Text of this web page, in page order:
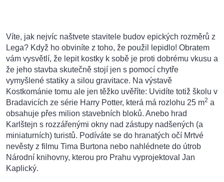
Víte, jak nejvíc naštvete stavitele budov epických rozměrů z
Lega? Když ho obviníte z toho, že použil lepidlo! Obratem
vám vysvětlí, že lepit kostky k sobě je proti dobrému vkusu a
že jeho stavba skutečně stojí jen s pomocí chytře
vymyšlené statiky a silou gravitace. Na výstavě
Kostkománie tomu ale jen těžko uvěříte: Uvidíte totiž školu v
Bradavicích ze série Harry Potter, která má rozlohu 25 m2 a
obsahuje přes milion stavebních bloků. Anebo hrad
Karlštejn s rozzářenými okny nad zástupy nadšených (a
miniaturních) turistů. Podíváte se do hranatých očí Mrtvé
nevěsty z filmu Tima Burtona nebo nahlédnete do útrob
Národní knihovny, kterou pro Prahu vyprojektoval Jan
Kaplický.